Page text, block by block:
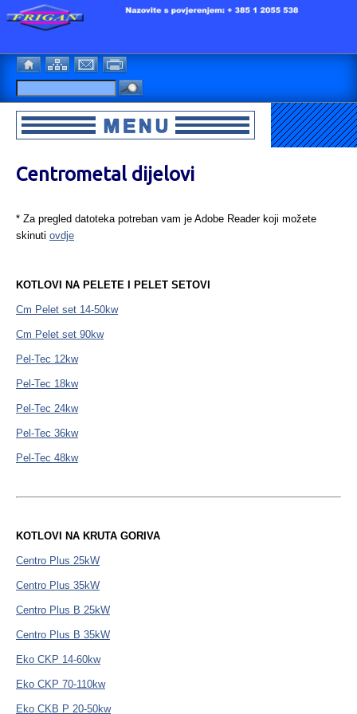
Centrometal dijelovi
* Za pregled datoteka potreban vam je Adobe Reader koji možete
skinuti ovdje
KOTLOVI NA PELETE I PELET SETOVI
Cm Pelet set 14-50kw
Cm Pelet set 90kw
Pel-Tec 12kw
Pel-Tec 18kw
Pel-Tec 24kw
Pel-Tec 36kw
Pel-Tec 48kw
KOTLOVI NA KRUTA GORIVA
Centro Plus 25kW
Centro Plus 35kW
Centro Plus B 25kW
Centro Plus B 35kW
Eko CKP 14-60kw
Eko CKP 70-110kw
Eko CKB P 20-50kw